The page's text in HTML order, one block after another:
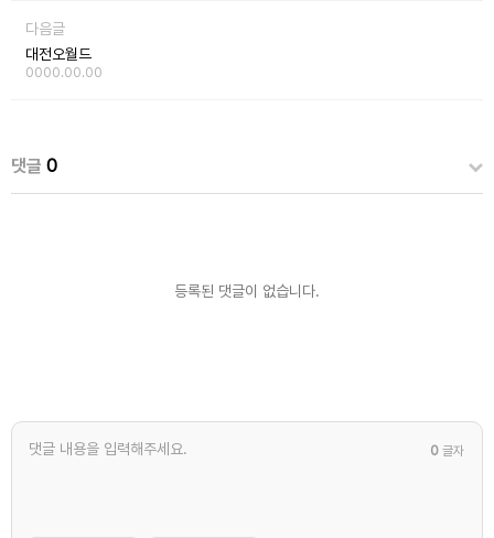
다음글
대전오월드
0000.00.00
댓글 0
등록된 댓글이 없습니다.
0 글자